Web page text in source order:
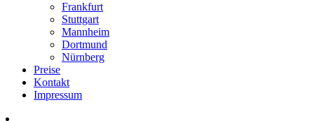
Frankfurt
Stuttgart
Mannheim
Dortmund
Nürnberg
Preise
Kontakt
Impressum